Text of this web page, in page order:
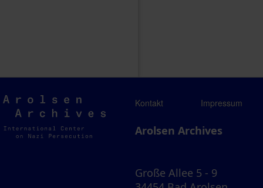
Arolsen
Archives
Kontakt Impressum
Arolsen Archives
Große Allee 5 - 9